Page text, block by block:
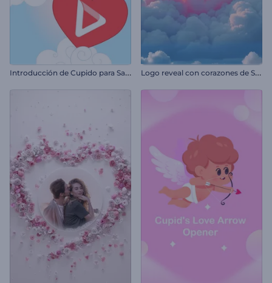
I
ntroducción de Cupido para San Valentín L
ogo reveal con corazones de San Valentín